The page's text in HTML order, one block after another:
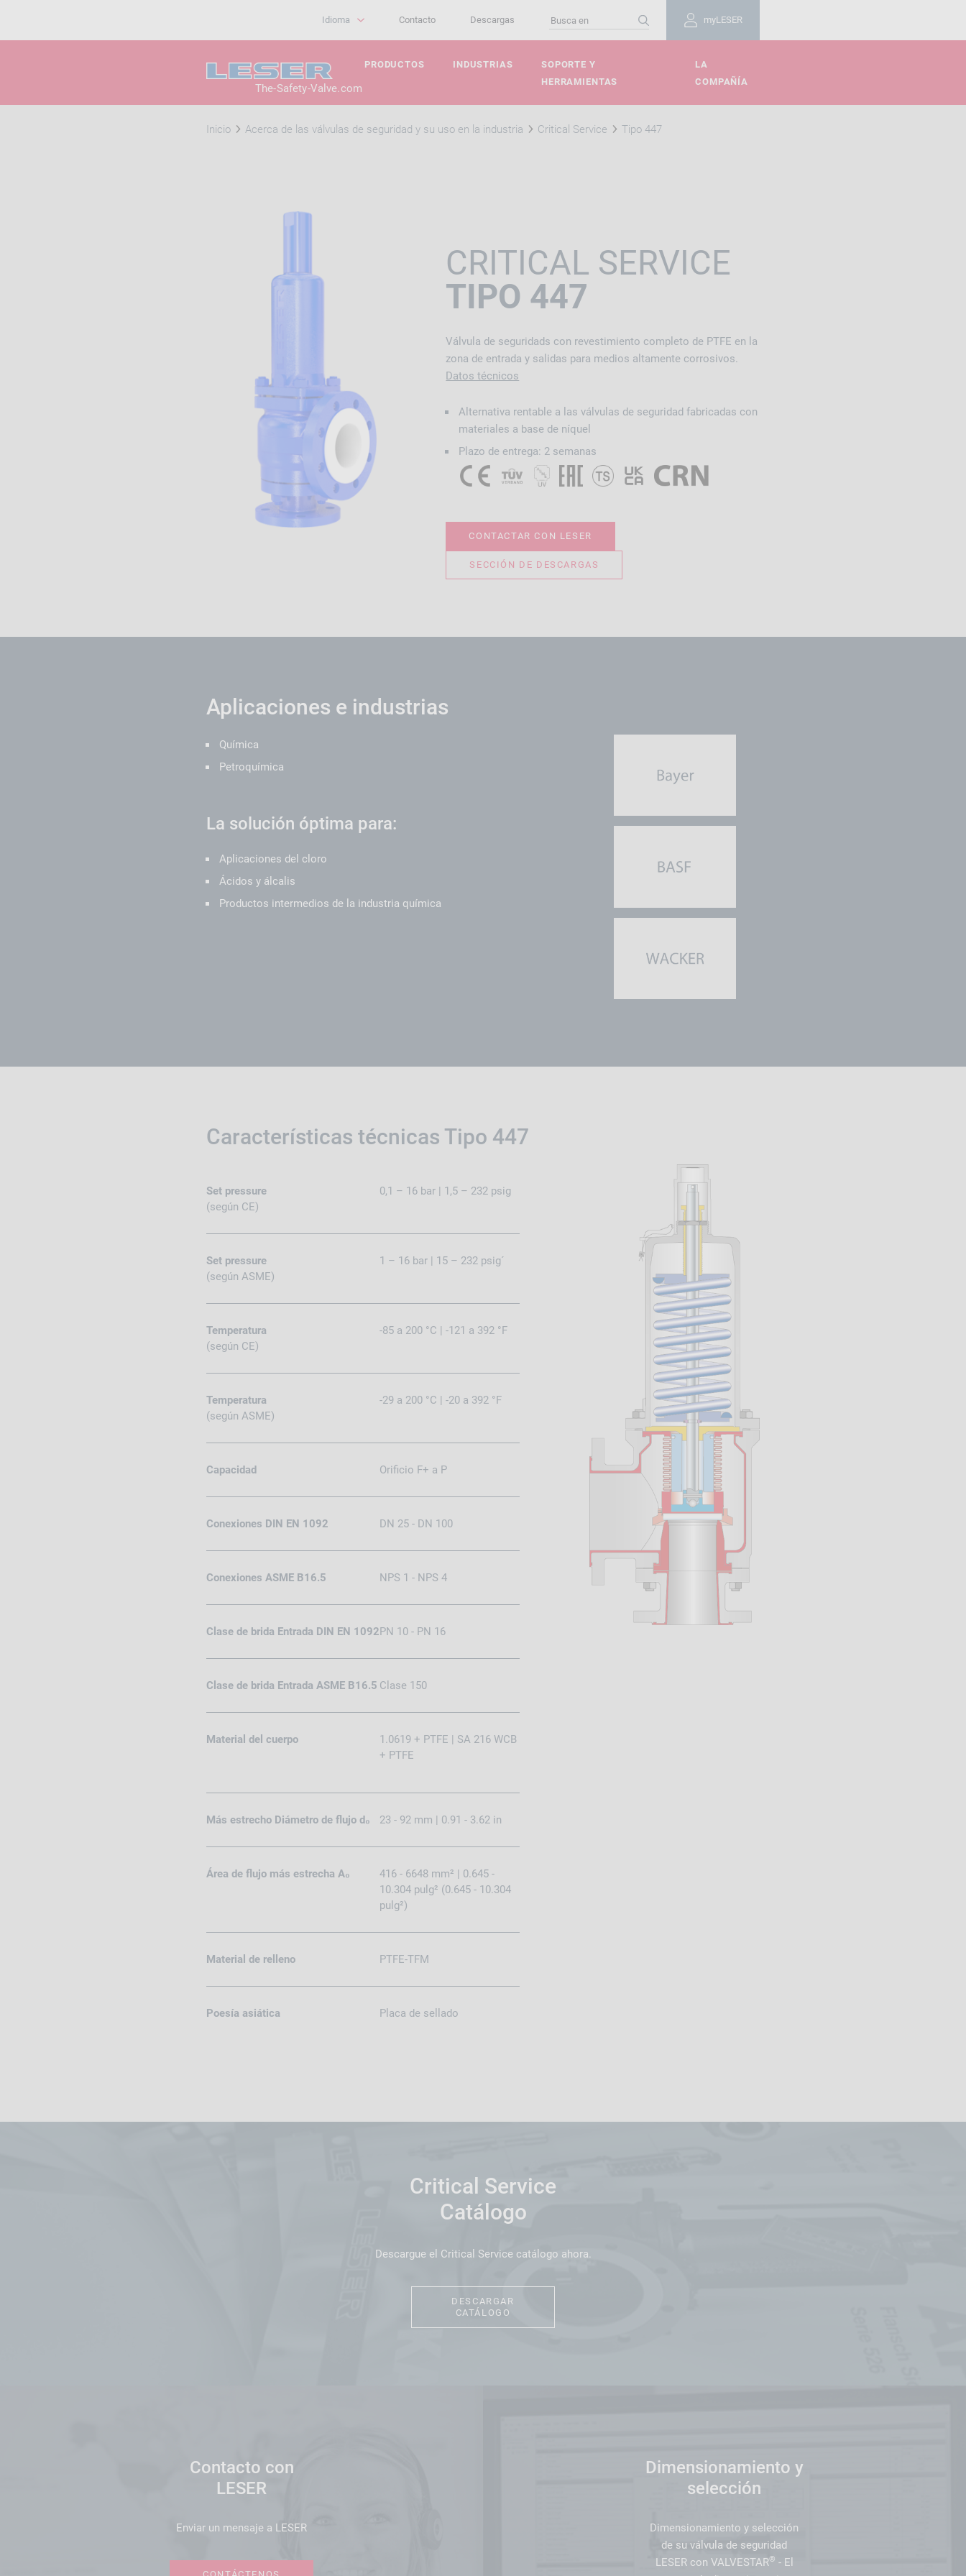
myLESER
Contacto Descargas
Idioma
The-Safety-Valve.com
PRODUCTOS INDUSTRIAS
SOPORTE Y
HERRAMIENTAS
LA
COMPAÑÍA
Inicio Acerca de las válvulas de seguridad y su uso en la industria Critical Service Tipo 447
CRITICAL SERVICE
TIPO 447
Válvula de seguridads con revestimiento completo de PTFE en la
zona de entrada y salidas para medios altamente corrosivos.
Datos técnicos
Alternativa rentable a las válvulas de seguridad fabricadas con
materiales a base de níquel
Plazo de entrega: 2 semanas
CONTACTAR CON LESER
SECCIÓN DE DESCARGAS
Aplicaciones e industrias
Química
Petroquímica
La solución óptima para:
Aplicaciones del cloro
Ácidos y álcalis
Productos intermedios de la industria química
Características técnicas Tipo 447
Set pressure
(según CE)
0,1 – 16 bar | 1,5 – 232 psig
Set pressure
(según ASME)
1 – 16 bar | 15 – 232 psig´
Temperatura
(según CE)
-85 a 200 °C | -121 a 392 °F
Temperatura
(según ASME)
-29 a 200 °C | -20 a 392 °F
Capacidad Orificio F+ a P
Conexiones DIN EN 1092 DN 25 - DN 100
Conexiones ASME B16.5 NPS 1 - NPS 4
Clase de brida Entrada DIN EN 1092PN 10 - PN 16
Clase de brida Entrada ASME B16.5 Clase 150
Material del cuerpo
1.0619 + PTFE | SA 216 WCB
+ PTFE
Más estrecho Diámetro de flujo d₀ 23 - 92 mm | 0.91 - 3.62 in
Área de flujo más estrecha A₀
416 - 6648 mm² | 0.645 -
10.304 pulg² (0.645 - 10.304
pulg²)
Material de relleno PTFE-TFM
Poesía asiática Placa de sellado
Critical Service
Catálogo
Descargue el Critical Service catálogo ahora.
DESCARGAR
CATÁLOGO
Contacto con
LESER
Enviar un mensaje a LESER
Dimensionamiento y
selección
Dimensionamiento y selección
de su válvula de seguridad
LESER con VALVESTAR® - El